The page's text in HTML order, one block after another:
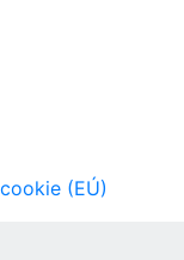
(EÚ)